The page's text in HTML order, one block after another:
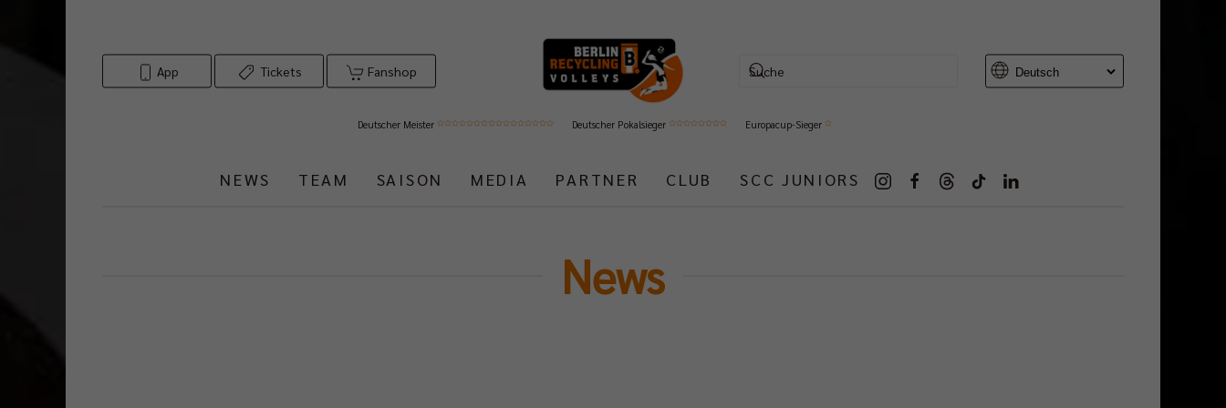
App Tickets Fanshop
Deutscher Meister Deutscher Pokalsieger Europacup-Sieger
NEWS TEAM SAISON MEDIA PARTNER CLUB SCC JUNIORS
News